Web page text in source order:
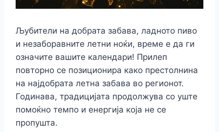
Љубители на добрата забава, ладното пиво
и незаборавните летни ноќи, време е да ги
означите вашите календари! Прилеп
повторно се позиционира како престолнина
на најдобрата летна забава во регионот.
Годинава, традицијата продолжува со уште
помоќно темпо и енергија која не се
пропушта.